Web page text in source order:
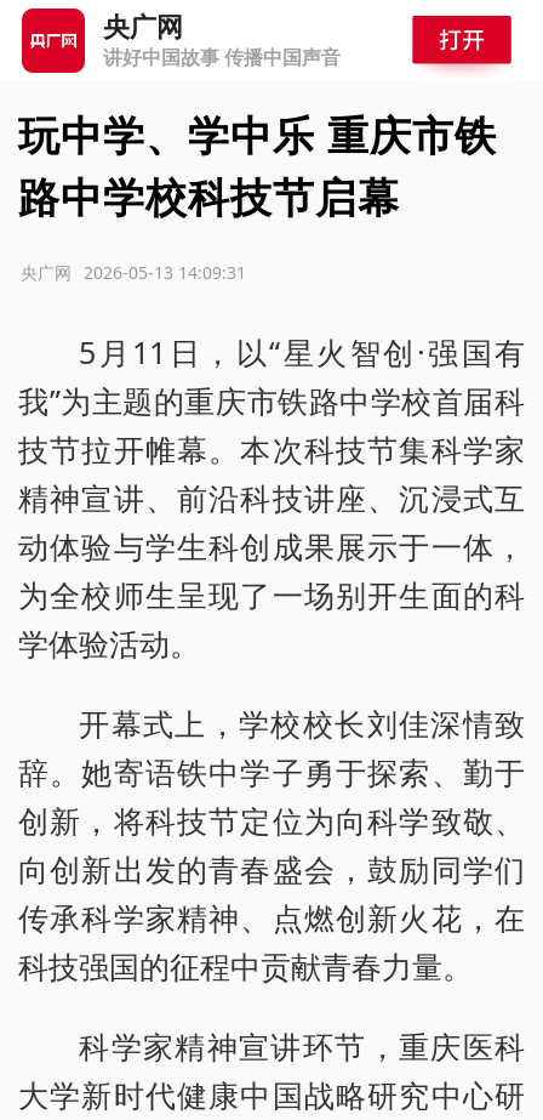
央广网
讲好中国故事 传播中国声音
玩中学、学中乐 重庆市铁
路中学校科技节启幕
2026-05-13 14:09:31
央广网
5月11日，以“星火智创·强国有
我”为主题的重庆市铁路中学校首届科
技节拉开帷幕。本次科技节集科学家
精神宣讲、前沿科技讲座、沉浸式互
动体验与学生科创成果展示于一体，
为全校师生呈现了一场别开生面的科
学体验活动。
开幕式上，学校校长刘佳深情致
辞。她寄语铁中学子勇于探索、勤于
创新，将科技节定位为向科学致敬、
向创新出发的青春盛会，鼓励同学们
传承科学家精神、点燃创新火花，在
科技强国的征程中贡献青春力量。
科学家精神宣讲环节，重庆医科
大学新时代健康中国战略研究中心研